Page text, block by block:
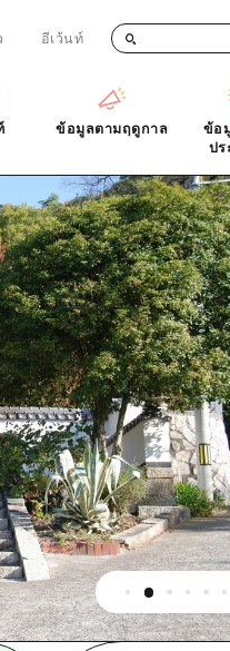
อีเว้นท์
ข้อมูลตามฤดูกาล
ข้อ
ปร
ปร
คำถามที่พบบ่อย
ดาวน์โหลดรูปภาพ
ข้อมูลการขนส่งระห